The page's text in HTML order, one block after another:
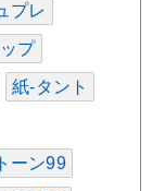
プレ
プ
紙-タント
ーン99